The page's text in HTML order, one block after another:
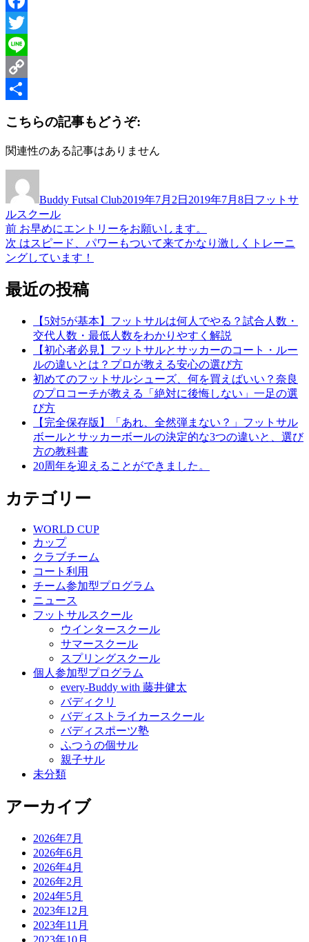
Facebook
Twitter
Line
Copy
こちらの記事もどうぞ:
関連性のある記事はありません
者
Buddy Futsal Club日:
2019年7月2日 2019年7月8日ゴ
フットサ
ルスクール
投
稿
ビ
前 前
の
投
お早めにエントリーをお願いします。
次 次
の
稿:
はスピード、パワーもついて来てかなり激しくトレーニ
ングしています！
最近の投稿
【5対5が基本】フットサルは何人でやる？試合人数・
交代人数・最低人数をわかりやすく解説
【初心者必見】フットサルとサッカーのコート・ルー
ルの違いとは？プロが教える安心の選び方
初めてのフットサルシューズ、何を買えばいい？奈良
のプロコーチが教える「絶対に後悔しない」一足の選
び方
【完全保存版】「あれ、全然弾まない？」フットサル
ボールとサッカーボールの決定的な3つの違いと、選び
方の教科書
20周年を迎えることができました。
カテゴリー
WORLD CUP
カップ
クラブチーム
コート利用
チーム参加型プログラム
ニュース
フットサルスクール
ウインタースクール
サマースクール
スプリングスクール
個人参加型プログラム
every-Buddy with 藤井健太
バディクリ
バディストライカースクール
バディスポーツ塾
ふつうの個サル
親子サル
未分類
アーカイブ
2026年7月
2026年6月
2026年4月
2026年2月
2024年5月
2023年12月
2023年11月
2023年10月